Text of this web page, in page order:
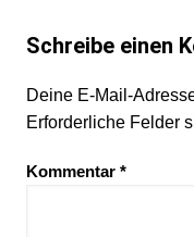
Schreibe einen
Deine E-Mail-
Erforderliche Felder
Kommentar *